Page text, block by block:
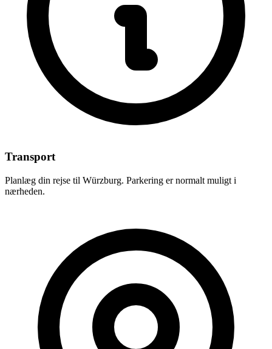
Transport
Planlæg din rejse til Würzburg. Parkering er normalt muligt i
nærheden.